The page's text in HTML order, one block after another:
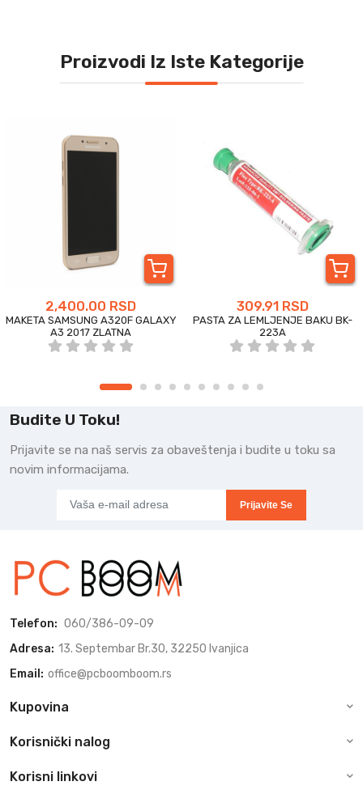
Proizvodi Iz Iste Kategorije
2,400.00 RSD
MAKETA SAMSUNG A320F GALAXY
A3 2017 ZLATNA
309.91 RSD
PASTA ZA LEMLJENJE BAKU BK-
223A
Budite U Toku!
Prijavite se na naš servis za obaveštenja i budite u toku sa
novim informacijama.
Prijavite Se
Telefon: 060/386-09-09
Adresa: 13. Septembar Br.30, 32250 Ivanjica
Email: office@pcboomboom.rs
Kupovina
Korisnički nalog
Korisni linkovi